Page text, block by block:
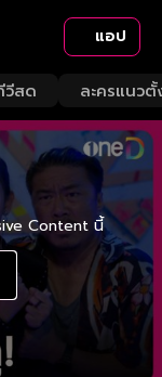
แอป
วีสด ละครแนวตั้
Content นี้